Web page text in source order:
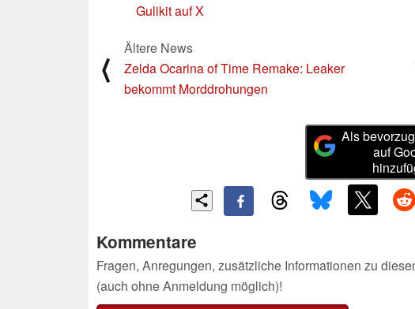
Gulikit auf X
⟨
Ältere News
Zelda Ocarina of Time Remake: Leaker
bekommt Morddrohungen
Als
auf
Kommentare
Fragen, Anregungen, zusätzliche Informationen zu
(auch ohne Anmeldung möglich)!